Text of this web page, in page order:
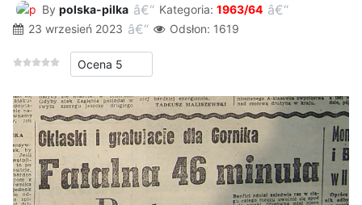
By polska-pilka Kategoria: 1963/64
23 wrzesień 2023
Odsłon: 1619
Proszę, oceń